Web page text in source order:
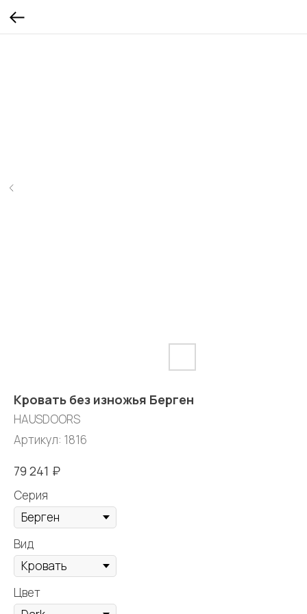
Кровать без изножья Берген
HAUSDOORS
Артикул: 1816
79 241 ₽
Серия
Вид
Цвет